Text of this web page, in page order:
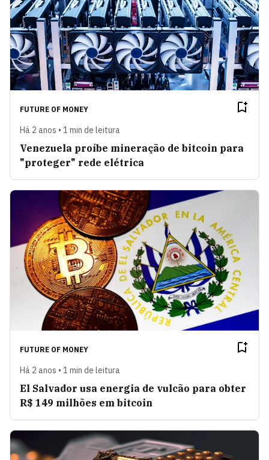
FUTURE OF MONEY
Há 2 anos • 1 min de leitura
Venezuela proíbe mineração de bitcoin para
"proteger" rede elétrica
FUTURE OF MONEY
Há 2 anos • 1 min de leitura
El Salvador usa energia de vulcão para obter
R$ 149 milhões em bitcoin